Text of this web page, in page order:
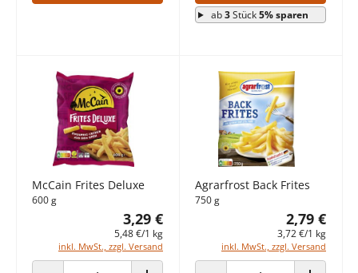
ab3Stück5% sparen
McCain Frites Deluxe
600 g
3,29 €
5,48 €/1 kg
inkl. MwSt., zzgl. Versand
Agrarfrost Back Frites
750 g
2,79 €
3,72 €/1 kg
inkl. MwSt., zzgl. Versand